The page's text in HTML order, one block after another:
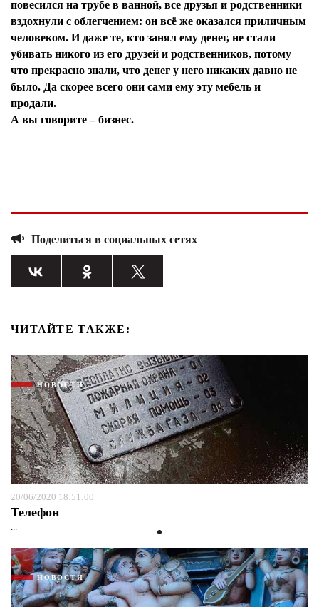
повесился на трубе в ванной, все друзья и родственники
вздохнули с облегчением: он всё же оказался приличным
человеком. И даже те, кто занял ему денег, не стали
убивать никого из его друзей и родственников, потому
что прекрасно знали, что денег у него никаких давно не
было. Да скорее всего они сами ему эту мебель и
продали.
А вы говорите – бизнес.
Поделиться в социальных сетях
ЧИТАЙТЕ ТАКЖЕ:
НОВОСТИ
20/06/2020 18:51:00
Телефон
...
НОВОСТИ
Я согласен сполитикой конфиденциальности и
защиты информации*
защиты информации*